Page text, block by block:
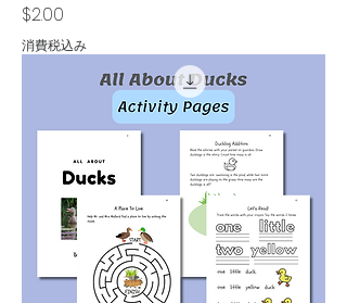
価格
$2.00
消費税込み